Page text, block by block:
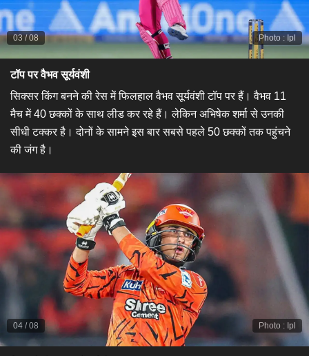
Photo : Ipl
03/08
टॉप पर वैभव सूर्यवंशी
सिक्सर किंग बनने की रेस में फिलहाल वैभव सूर्यवंशी टॉप पर हैं। वैभव 11
मैच में 40 छक्कों के साथ लीड कर रहे हैं। लेकिन अभिषेक शर्मा से उनकी
सीधी टक्कर है। दोनों के सामने इस बार सबसे पहले 50 छक्कों तक पहुंचने
की जंग है।
Photo : Ipl
04 /08